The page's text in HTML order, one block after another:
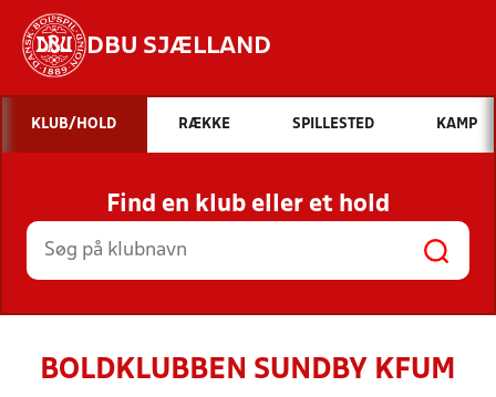
DBU SJÆLLAND
Hvad vil du søge efter?
INDHOLD OG NYHEDER
STILLINGER, RESULTATER, KLUBBER OG
HOLD
KLUB/HOLD RÆKKE SPILLESTED KAMP
Find en klub eller et hold
BOLDKLUBBEN SUNDBY KFUM